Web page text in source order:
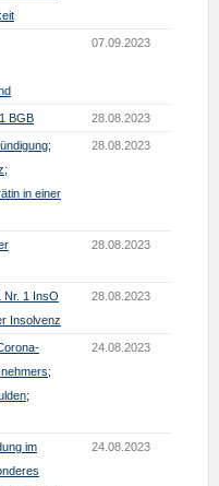
07.09.2023
BGB 28.08.2023
in einer
28.08.2023
28.08.2023
Nr. 1 InsO
Insolvenz
28.08.2023
24.08.2023
im
24.08.2023